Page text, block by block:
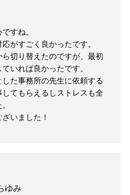
すね。
がすごく良かったです。
切り替えたのですが、最初
いれば良かったです。
た事務所の先生に依頼する
てもらえるしストレスも全
いました！
ゆみ